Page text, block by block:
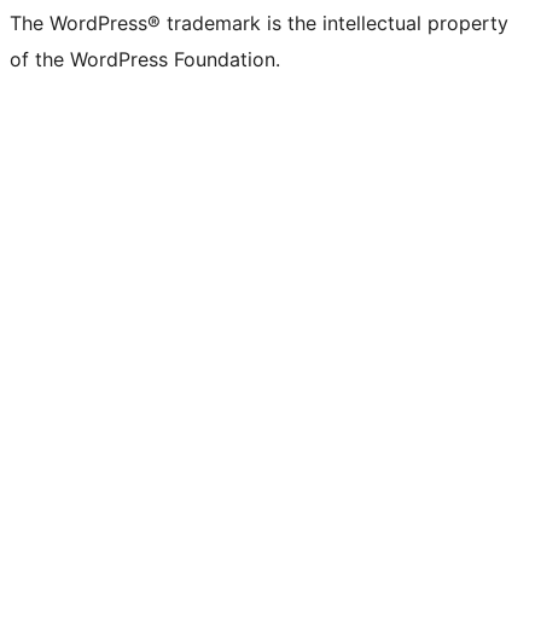
The WordPress® trademark is the intellectual property
of the WordPress Foundation.